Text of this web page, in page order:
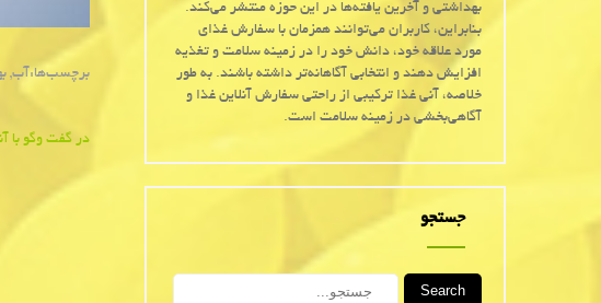
برچسب‌ها: آب,
در گفت وگو با
بهداشتی و آخرین یافته‌ها در این حوزه منتشر می‌کند.
بنابراین، کاربران می‌توانند همزمان با سفارش غذای
مورد علاقه خود، دانش خود را در زمینه سلامت و تغذیه
افزایش دهند و انتخابی آگاهانه‌تر داشته باشند. به طور
خلاصه، آنی غذا ترکیبی از راحتی سفارش آنلاین غذا و
آگاهی‌بخشی در زمینه سلامت است.
جستجو
Search